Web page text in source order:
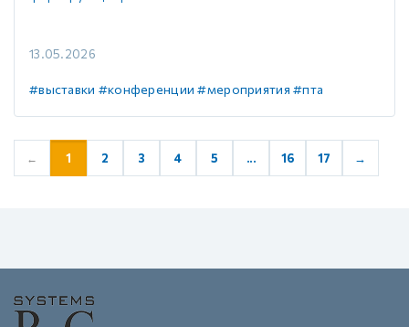
13.05.2026
#выставки #конференции #мероприятия #пта
← 1 2 3 4 5 ... 16 17 →